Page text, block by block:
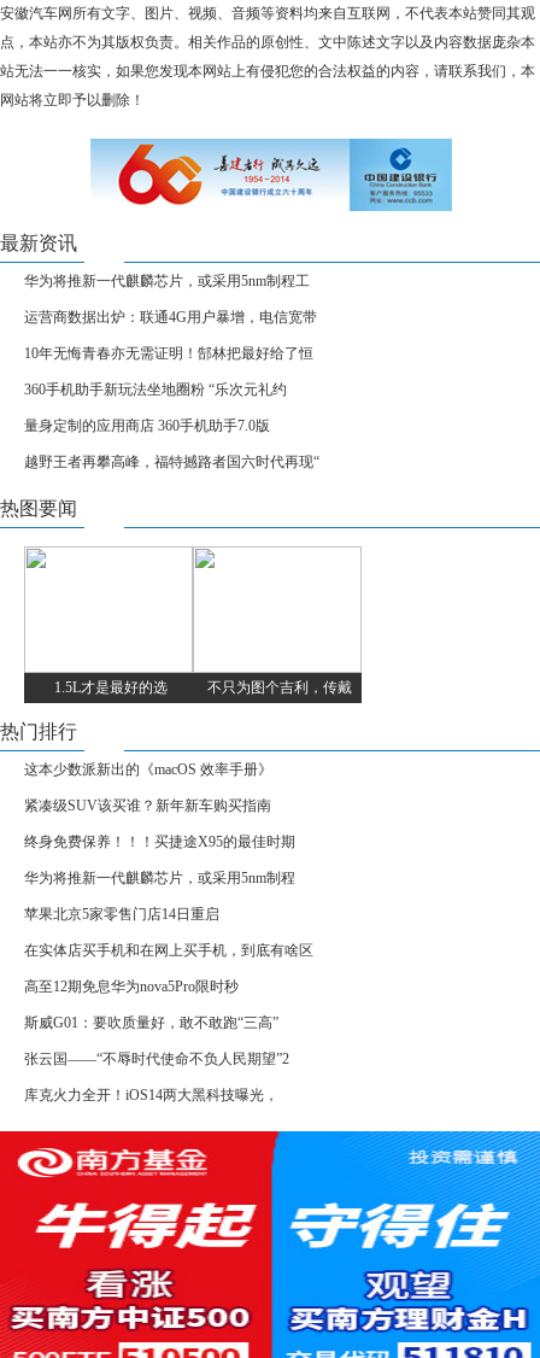
安徽汽车网所有文字、图片、视频、音频等资料均来自互联网，不代表本站赞同其观
点，本站亦不为其版权负责。相关作品的原创性、文中陈述文字以及内容数据庞杂本
站无法一一核实，如果您发现本网站上有侵犯您的合法权益的内容，请联系我们，本
网站将立即予以删除！
最新资讯
华为将推新一代麒麟芯片，或采用5nm制程工
运营商数据出炉：联通4G用户暴增，电信宽带
10年无悔青春亦无需证明！郜林把最好给了恒
360手机助手新玩法坐地圈粉 “乐次元礼约
量身定制的应用商店 360手机助手7.0版
越野王者再攀高峰，福特撼路者国六时代再现“
热图要闻
1.5L才是最好的选 不只为图个吉利，传戴
热门排行
这本少数派新出的《macOS 效率手册》
紧凑级SUV该买谁？新年新车购买指南
终身免费保养！！！买捷途X95的最佳时期
华为将推新一代麒麟芯片，或采用5nm制程
苹果北京5家零售门店14日重启
在实体店买手机和在网上买手机，到底有啥区
高至12期免息华为nova5Pro限时秒
斯威G01：要吹质量好，敢不敢跑“三高”
张云国——“不辱时代使命不负人民期望”2
库克火力全开！iOS14两大黑科技曝光，